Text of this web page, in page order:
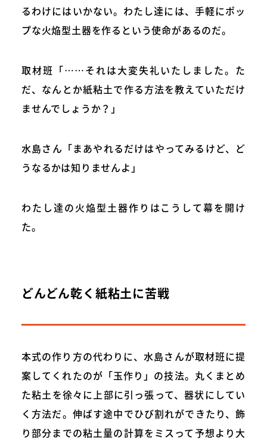
るわけにはいかない。わたし達には、手軽にポッ
プな火焔型土器を作るという使命があるのだ。
取材班「……それは大変失礼いたしました。た
だ、なんとか紙粘土で作る方法を教えていただけ
ませんでしょうか？」
水島さん「まあやれるだけはやってみるけど、ど
うなるかは知りませんよ」
わたし達の火焔型土器作りはこうして幕を開け
た。
どんどん乾く紙粘土に苦戦
本式の作り方の代わりに、水島さんが取材班に提
案してくれたのが「玉作り」の技法。丸くまとめ
た粘土を徐々に上部に引っ張って、器状にしてい
く方法だ。伸ばす途中でひび割れができたり、飾
り部分までの粘土量の計算をミスって予想より大